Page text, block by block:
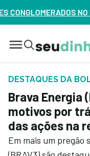
VEJA ERROS DE 3
DESTAQUES DA
Brava Energia
motivos por
das ações na
Em mais um pregão